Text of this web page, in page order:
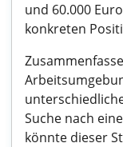
und 60.000
konkreten
Suche nach
könnte dieser